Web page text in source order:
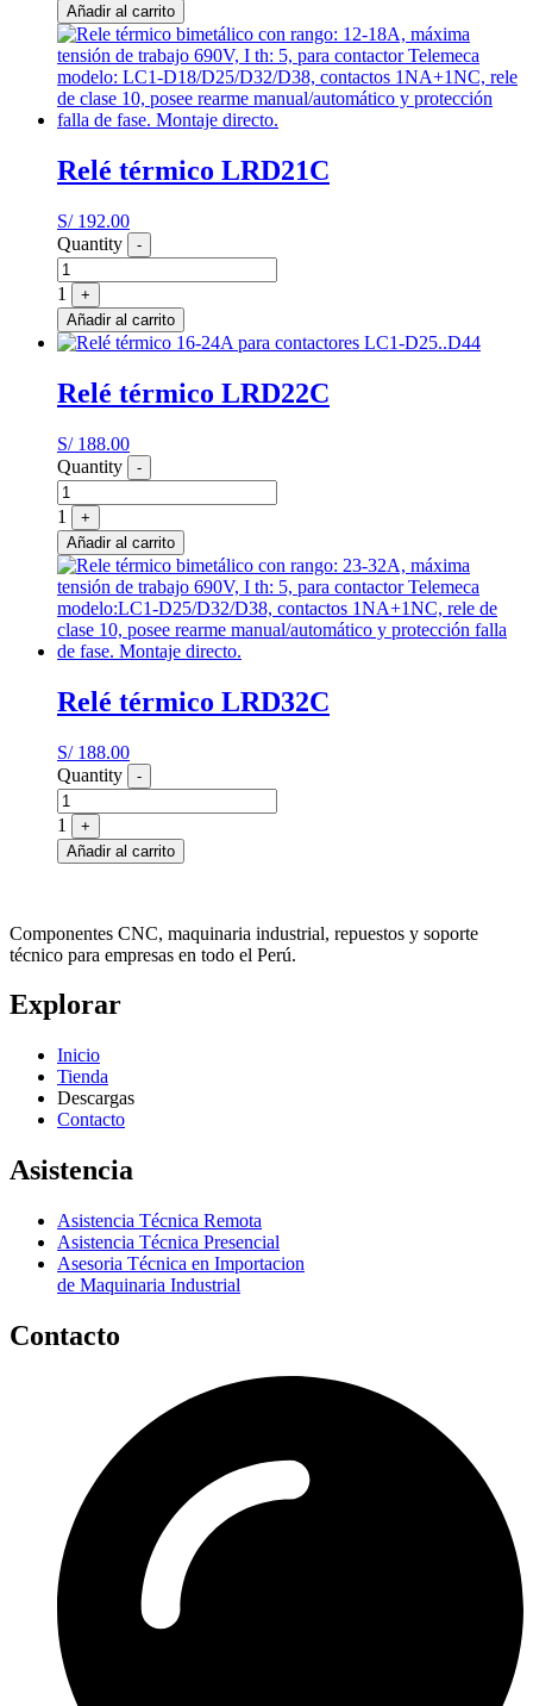
Añadir al carrito
Relé térmico LRD21C
S/192.00
Quantity
-
1
+
Añadir al carrito
Relé térmico LRD22C
S/188.00
Quantity
-
1
+
Añadir al carrito
Relé térmico LRD32C
S/188.00
Quantity
-
1
+
Añadir al carrito
Componentes CNC, maquinaria industrial, repuestos y soporte
técnico para empresas en todo el Perú.
Explorar
Inicio
Tienda
Descargas
Contacto
Asistencia
Asistencia Técnica Remota
Asistencia Técnica Presencial
Asesoria Técnica en Importacion
de Maquinaria Industrial
Contacto